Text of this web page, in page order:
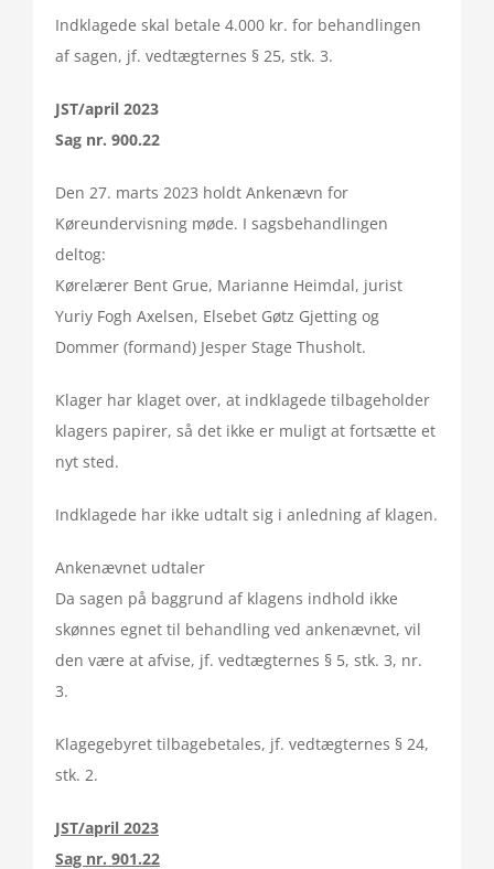
Indklagede skal betale 4.000 kr. for behandlingen
af sagen, jf. vedtægternes § 25, stk. 3.
JST/april 2023
Sag nr. 900.22
Den 27. marts 2023 holdt Ankenævn for
Køreundervisning møde. I sagsbehandlingen
deltog:
Kørelærer Bent Grue, Marianne Heimdal, jurist
Yuriy Fogh Axelsen, Elsebet Gøtz Gjetting og
Dommer (formand) Jesper Stage Thusholt.
Klager har klaget over, at indklagede tilbageholder
klagers papirer, så det ikke er muligt at fortsætte et
nyt sted.
Indklagede har ikke udtalt sig i anledning af klagen.
Ankenævnet udtaler
Da sagen på baggrund af klagens indhold ikke
skønnes egnet til behandling ved ankenævnet, vil
den være at afvise, jf. vedtægternes § 5, stk. 3, nr.
3.
Klagegebyret tilbagebetales, jf. vedtægternes § 24,
stk. 2.
JST/april 2023
Sag nr. 901.22